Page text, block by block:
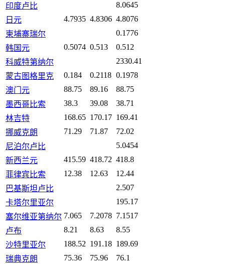
印度卢比
8.0645
日元
4.7935 4.8306 4.8076
柬埔寨瑞尔
0.1776
韩国元
0.5074 0.513
0.512
科威特第纳尔
2330.41
蒙古图格里克
0.184 0.2118 0.1978
澳门元
88.75 89.16
88.75
墨西哥比索
38.3 39.08
38.71
林吉特
168.65 170.17 169.41
挪威克朗
71.29 71.87
72.02
尼泊尔卢比
5.0454
新西兰元
415.59 418.72 418.8
菲律宾比索
12.38 12.63
12.44
巴基斯坦卢比
2.507
卡塔尔里亚尔
195.17
塞尔维亚第纳尔 7.065 7.2078 7.1517
卢布
8.21 8.63
8.55
沙特里亚尔
188.52 191.18 189.69
瑞典克朗
75.36 75.96
76.1